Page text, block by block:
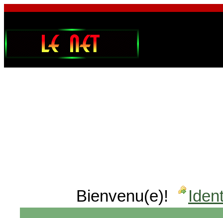
Bienvenu(e)!